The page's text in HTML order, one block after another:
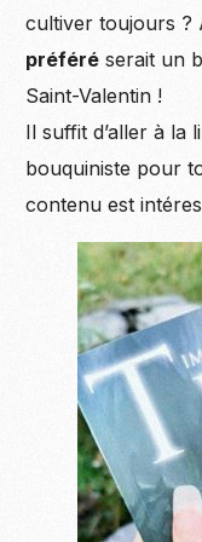
cultiver toujours ?
préféré serait un
Saint-Valentin !
Il suffit d’aller à la
bouquiniste pour
contenu est